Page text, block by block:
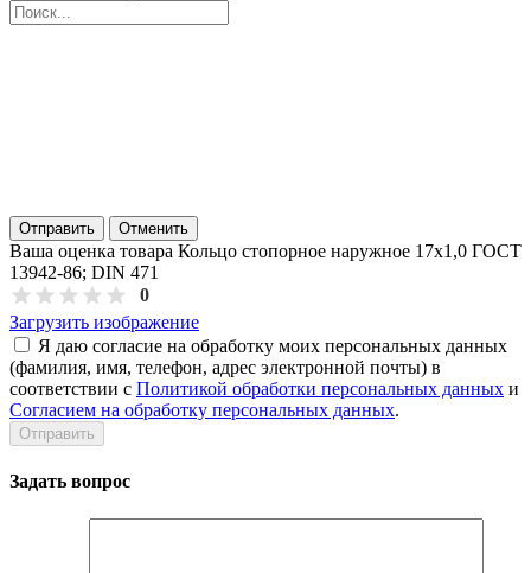
Отправить Отменить
Ваша оценка товара Кольцо стопорное наружное 17х1,0 ГОСТ
13942-86; DIN 471
0
Загрузить изображение
Я даю согласие на обработку моих персональных данных
(фамилия, имя, телефон, адрес электронной почты) в
соответствии с Политикой обработки персональных данных и
Согласием на обработку персональных данных.
Задать вопрос